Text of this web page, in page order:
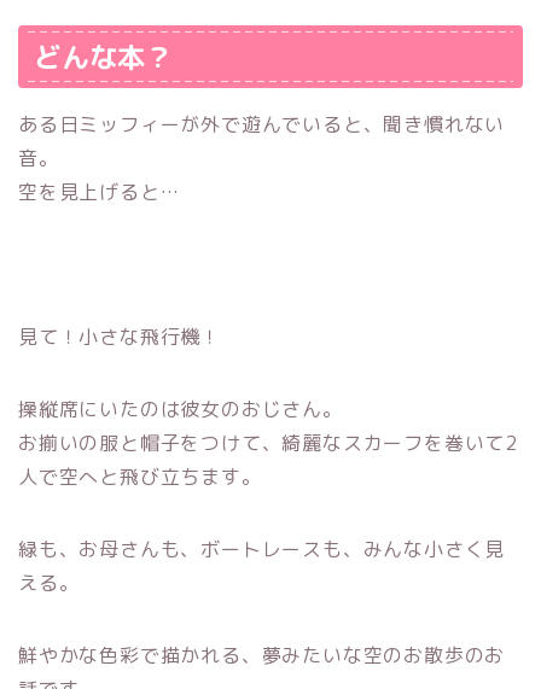
どんな本？
ある日ミッフィーが外で遊んでいると、聞き慣れない
音。
空を見上げると…
見て！小さな飛行機！
操縦席にいたのは彼女のおじさん。
お揃いの服と帽子をつけて、綺麗なスカーフを巻いて2
人で空へと飛び立ちます。
緑も、お母さんも、ボートレースも、みんな小さく見
える。
鮮やかな色彩で描かれる、夢みたいな空のお散歩のお